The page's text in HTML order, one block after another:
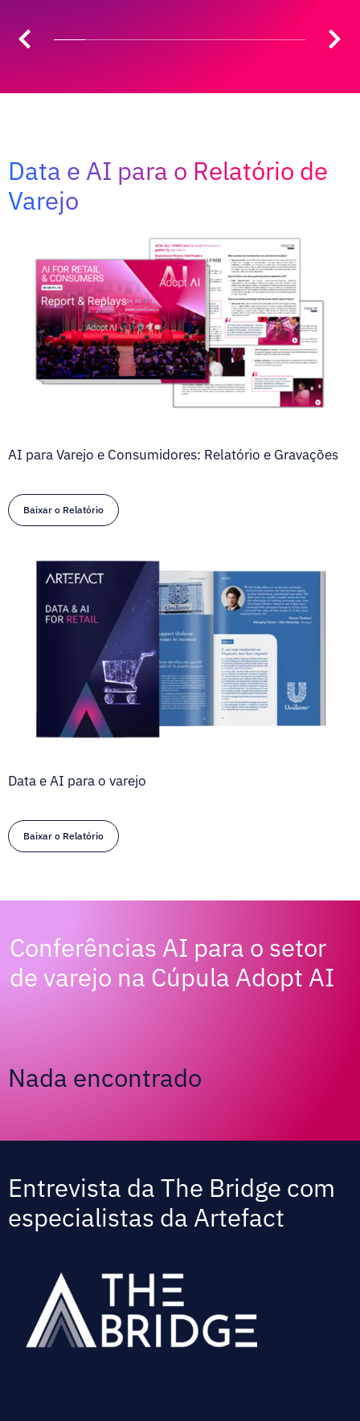
Data e AI para o Relatório de
Varejo
AI para Varejo e Consumidores: Relatório e Gravações
Baixar o Relatório
Data e AI para o varejo
Baixar o Relatório
Conferências AI para o setor
de varejo na Cúpula Adopt AI
Nada encontrado
Entrevista da The Bridge com
especialistas da Artefact